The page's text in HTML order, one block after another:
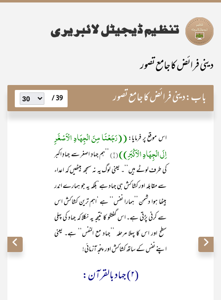
دینی فرائض کا جامع تصور
باب:دینی فرائض کا جامع تصور 39 /
اس موقع پر فرمایا:((رَجَعْنَا مِنَ الْجِھَادِ الْاَصْغَرِ
اِلَی الْجِھَادِ الْاَکْبَرِ))(۱)
’’ہم جہادِ اصغر سے جہادِ اکبر
کی طرف لوٹے ہیں‘‘۔ یعنی لوگ یہ نہ سمجھ بیٹھیں کہ اعداء
سے مقابلہ اور کشاکش ہی جہاد ہے‘بلکہ یہ جو ہمارے اندر
بیٹھا ہوا دشمن ’’ہمارا نفس‘‘ ہے ‘اہم ترین کشاکش اس
سے کرنی پڑتی ہے۔ اس گفتگو کا نتیجہ یہ نکلا کہ جہاد کی پہلی
سطح اور اس کا پہلا مرحلہ ’’جہاد مع النفس‘‘ ہے۔ یعنی
اپنے نفس کے ساتھ کشاکش اور پنجہ آزمائی!
(۲) جہاد بالقرآن: